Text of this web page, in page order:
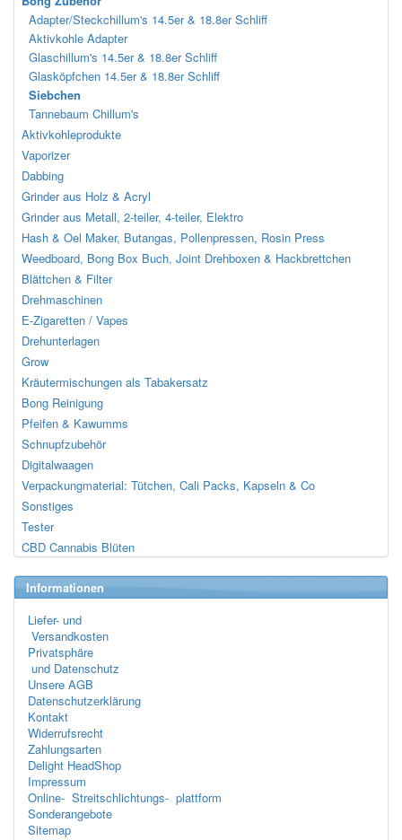
Adapter/Steckchillum's 14.5er & 18.8er Schliff
Aktivkohle Adapter
Glaschillum's 14.5er & 18.8er Schliff
Glasköpfchen 14.5er & 18.8er Schliff
Siebchen
Tannebaum Chillum's
Aktivkohleprodukte
Vaporizer
Dabbing
Grinder aus Holz & Acryl
Grinder aus Metall, 2-teiler, 4-teiler, Elektro
Hash & Oel Maker, Butangas, Pollenpressen, Rosin Press
Weedboard, Bong Box Buch, Joint Drehboxen & Hackbrettchen
Blättchen & Filter
Drehmaschinen
E-Zigaretten / Vapes
Drehunterlagen
Grow
Kräutermischungen als Tabakersatz
Bong Reinigung
Pfeifen & Kawumms
Schnupfzubehör
Digitalwaagen
Verpackungmaterial: Tütchen, Cali Packs, Kapseln & Co
Sonstiges
Tester
CBD Cannabis Blüten
Informationen
Liefer- und
Versandkosten
Privatsphäre
und Datenschutz
Unsere AGB
Datenschutzerklärung
Kontakt
Widerrufsrecht
Zahlungsarten
Delight HeadShop
Impressum
Online- Streitschlichtungs- plattform
Sonderangebote
Sitemap